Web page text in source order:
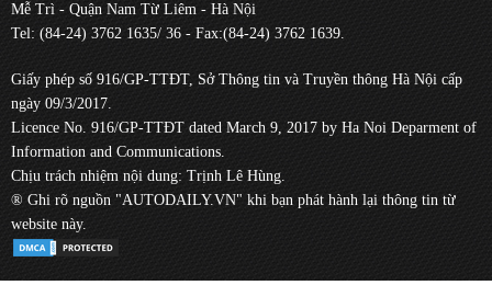
Mễ Trì - Quận Nam Từ Liêm - Hà Nội
Tel: (84-24) 3762 1635/ 36 - Fax:(84-24) 3762 1639.
Giấy phép số 916/GP-TTĐT, Sở Thông tin và Truyền thông Hà Nội cấp
ngày 09/3/2017.
Licence No. 916/GP-TTĐT dated March 9, 2017 by Ha Noi Deparment of
Information and Communications.
Chịu trách nhiệm nội dung: Trịnh Lê Hùng.
® Ghi rõ nguồn "AUTODAILY.VN" khi bạn phát hành lại thông tin từ
website này.